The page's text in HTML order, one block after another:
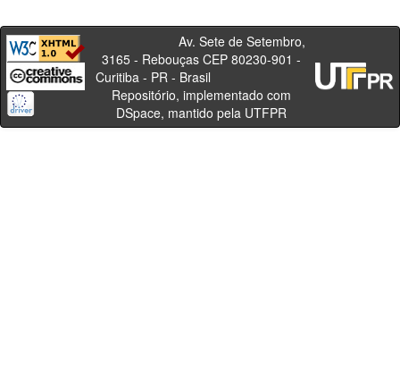
Av. Sete de Setembro,
3165 - Rebouças CEP 80230-901 -
Curitiba - PR - Brasil
Repositório, implementado com
DSpace, mantido pela UTFPR